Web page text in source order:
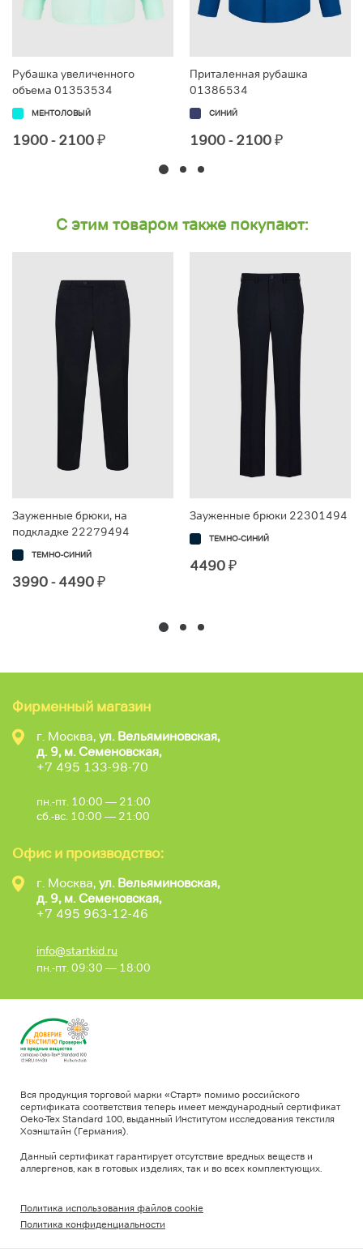
Рубашка увеличенного
объема 01353534
МЕНТОЛОВЫЙ
1900 - 2100₽
Приталенная рубашка
01386534
СИНИЙ
1900 - 2100₽
С этим товаром также покупают:
Зауженные брюки, на
подкладке 22279494
ТЕМНО-СИНИЙ
3990 - 4490₽
Зауженные брюки 22301494
ТЕМНО-СИНИЙ
4490₽
Фирменный магазин
г. Москва, ул. Вельяминовская,
д. 9, м. Семеновская,
+7 495 133-98-70
пн.-пт. 10:00 — 21:00
сб.-вс. 10:00 — 21:00
Офис и производство:
г. Москва, ул. Вельяминовская,
д. 9, м. Семеновская,
+7 495 963-12-46
info@startkid.ru
пн.-пт. 09:30 — 18:00
Вся продукция торговой марки «Старт» помимо российского
сертификата соответствия теперь имеет международный сертификат
Oeko-Tex Standard 100, выданный Институтом исследования текстиля
Хоэнштайн (Германия).
Данный сертификат гарантирует отсутствие вредных веществ и
аллергенов, как в готовых изделиях, так и во всех комплектующих.
Политика использования файлов cookie
Политика конфиденциальности